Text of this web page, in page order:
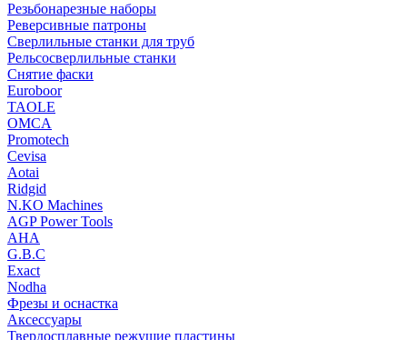
Резьбонарезные наборы
Реверсивные патроны
Сверлильные станки для труб
Рельсосверлильные станки
Снятие фаски
Euroboor
TAOLE
OMCA
Promotech
Cevisa
Aotai
Ridgid
N.KO Machines
AGP Power Tools
AHA
G.B.C
Exact
Nodha
Фрезы и оснастка
Аксессуары
Твердосплавные режущие пластины